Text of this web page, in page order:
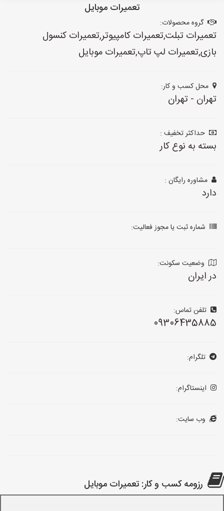
تعمیرات موبایل
گروه محصولات:
تعمیرات تبلت,تعمیرات کامپیوتر,تعمیرات کنسول
بازی,تعمیرات لپ تاپ,تعمیرات موبایل
محل کسب و کار:
تهران - تهران
حداکثر تخفیف :
بسته به نوع کار
مشاوره رایگان :
دارد
شماره ثبت یا مجوز فعالیت:
وضعیت سکونت:
در ایران
تلفن تماس:
09306435885
تلگرام:
اینستاگرام:
وب سایت:
رزومه کسب و کار: تعمیرات موبایل